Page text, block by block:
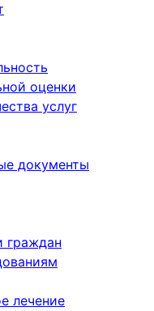
оценки
услуг
документы
граждан
лечение